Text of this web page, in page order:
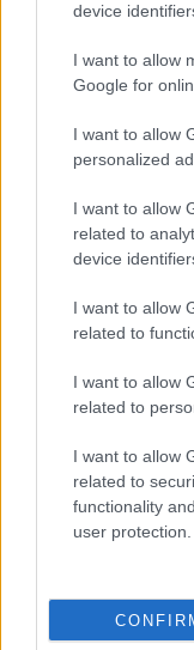
device
I want to allow
Google for
I want to allow
personalized
I want to allow
related to
device
I want to allow
related to
I want to allow
related to
I want to allow
related to
functionality
user protection.
Stipendio in
Scopri come
città, differenze tra
Edoardo Marchesi · 7 Ago
Guide
GUIDE